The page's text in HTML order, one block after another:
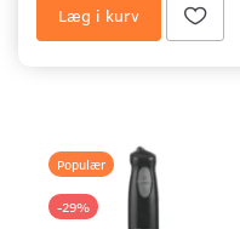
Læg i kurv
Populær
-29%